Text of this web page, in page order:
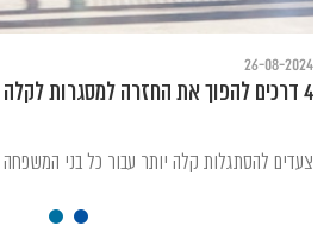
26-08-2024
4 דרכים להפוך את החזרה למסגרות לקלה ונעימה יותר
צעדים להסתגלות קלה יותר עבור כל בני המשפחה